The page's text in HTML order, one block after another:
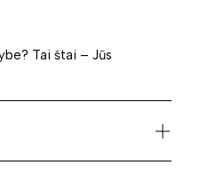
Tai štai – Jūs